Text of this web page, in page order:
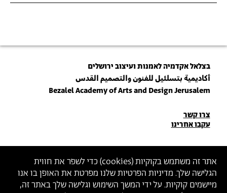
אתר זה משתמש בקוקיות (cookies) כדי לשפר את חווית
הגלישה שלך. מדיניות הפרטיות שלנו מפרטת את האופן בו אנו
מיישמים קוקיות. על ידי המשך השימוש וגלישה שלך באתר זה,
בצלאל אקדמיה לאמנות ועיצוב ירושלים
أكاديمية بتسلئيل للفنون والتصميم القدس
Bezalel Academy of Arts and Design Jerusalem
פרטי
יצירת
קשר
צרו קשר
עקבו אחרינו
הצטרפו לניוזלטר שלנו
הכניסו כתובת מייל
ההצטרפות מהווה הסכמה למדיניות הפרטיות ול תנאי השימוש של בצלאל